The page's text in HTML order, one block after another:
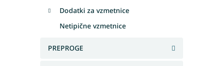
Dodatki za vzmetnice
Netipične vzmetnice
PREPROGE